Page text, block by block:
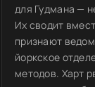
для Гудмана —
Их сводит
признают
йоркское
методов. Харт